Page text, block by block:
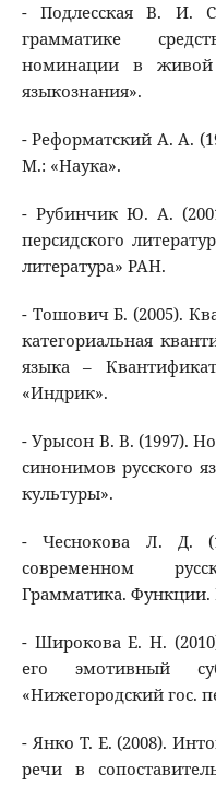
- Подлесская В. И.
грамматике
номинации в
языкознания».
- Реформатский А. А.
М.: «Наука».
- Рубинчик Ю. А.
персидского
литература» РАН.
- Тошович Б. (2005).
категориальная
языка –
«Индрик».
- Урысон В. В. (1997).
синонимов русского
культуры».
- Чеснокова Л. Д.
современном
Грамматика. Функции.
- Широкова Е. Н.
его эмотивный
«Нижегородский гос.
- Янко Т. Е. (2008).
речи в